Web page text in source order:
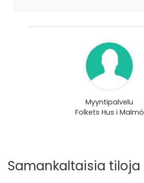
Myyntipalvelu
Folkets Hus i Malmö
Samankaltaisia tiloja